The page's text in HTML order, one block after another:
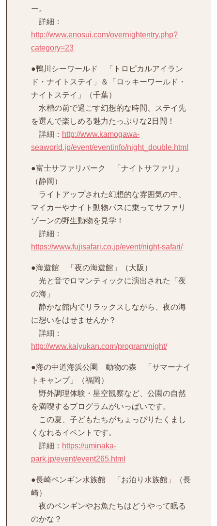
ー。
詳細：
http://www.enosui.com/overnightentry.php?
category=23
●鴨川シーワールド 「トロピカルアイラン
ド・ナイトステイ」＆「ロッキーワールド・
ナイトステイ」（千葉）
水槽の前で過ごす幻想的な時間、ステイ先
を選んで楽しめる魅力たっぷりな2日間！
詳細： http://www.kamogawa-
seaworld.jp/event/eventinfo/night_double.html
●富士サファリパーク 「ナイトサファリ」
（静岡）
ライトアップされた幻想的な雰囲気の中、
マイカーやナイト動物バスに乗ってサファリ
ゾーンの野生動物を見学！
詳細：
https://www.fujisafari.co.jp/event/night-safari/
●海遊館 「夜の海遊館」（大阪）
光と音でロマンティックに演出された「夜
の海」
静かな館内でリラックスしながら、夜の海
に想いをはせませんか？
詳細：
http://www.kaiyukan.com/program/night/
●海の中道海浜公園 動物の森 「サマーナイ
トキャンプ」（福岡）
野外調理体験・星空観察など、公園の自然
を満喫するプログラムがいっぱいです。
この夏、子どもたちがちょっぴりたくまし
くなれるイベントです。
詳細： https://uminaka-
park.jp/event/event265.html
●長崎ペンギン水族館 「お泊り水族館」（長
崎）
夜のペンギンやお魚たちはどうやって眠る
のかな？